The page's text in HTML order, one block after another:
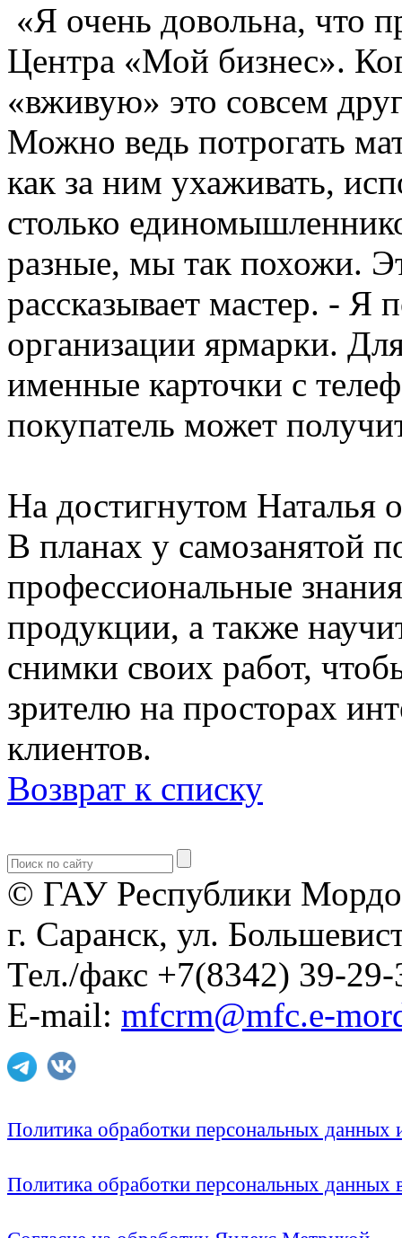
«Я очень довольна, что
Центра «Мой бизнес».
«вживую» это совсем
Можно ведь потрогать
как за ним ухаживать,
столько
разные, мы так похожи.
рассказывает мастер. - Я
организации ярмарки.
именные карточки с
покупатель может
На достигнутом Наталья
В планах у самозанятой
профессиональные
продукции, а также
снимки своих работ,
зрителю на просторах
клиентов.
Возврат к списку
© ГАУ Республики
г. Саранск, ул.
Тел./факс +7(8342) 39-29-
E-mail: mfcrm@mfc.e-
Политика обработки персональных
Политика обработки персональных